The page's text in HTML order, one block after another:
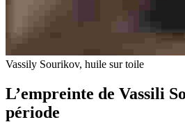
Vassily Sourikov, huile sur toile
L’empreinte de Vassili
période